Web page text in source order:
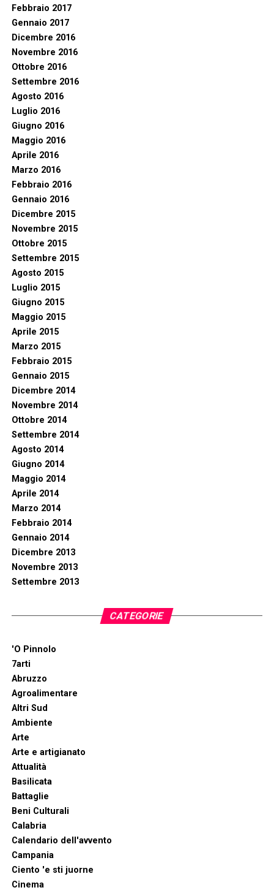
Febbraio 2017
Gennaio 2017
Dicembre 2016
Novembre 2016
Ottobre 2016
Settembre 2016
Agosto 2016
Luglio 2016
Giugno 2016
Maggio 2016
Aprile 2016
Marzo 2016
Febbraio 2016
Gennaio 2016
Dicembre 2015
Novembre 2015
Ottobre 2015
Settembre 2015
Agosto 2015
Luglio 2015
Giugno 2015
Maggio 2015
Aprile 2015
Marzo 2015
Febbraio 2015
Gennaio 2015
Dicembre 2014
Novembre 2014
Ottobre 2014
Settembre 2014
Agosto 2014
Giugno 2014
Maggio 2014
Aprile 2014
Marzo 2014
Febbraio 2014
Gennaio 2014
Dicembre 2013
Novembre 2013
Settembre 2013
CATEGORIE
'O Pinnolo
7arti
Abruzzo
Agroalimentare
Altri Sud
Ambiente
Arte
Arte e artigianato
Attualità
Basilicata
Battaglie
Beni Culturali
Calabria
Calendario dell'avvento
Campania
Ciento 'e sti juorne
Cinema